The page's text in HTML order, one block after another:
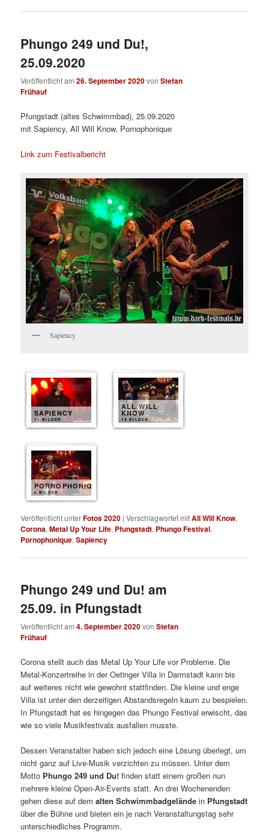
Phungo 249 und Du!,
25.09.2020
Veröffentlicht am26. September 2020vonStefan
Frühauf
Pfungstadt (altes Schwimmbad), 25.09.2020
mit Sapiency, All Will Know, Pornophonique
Link zum Festivalbericht
Sapiency
SAPIENCY
15 BILDER
ALL WILL
KNOW
14 BILDER
PORNOPHONIQUE
6 BILDER
Veröffentlicht unterFotos 2020 |Verschlagwortet mitAll Will Know,
Corona,Metal Up Your Life, Pfungstadt, Phungo Festival,
Pornophonique,Sapiency
Phungo 249 und Du! am
25.09. in Pfungstadt
Veröffentlicht am4. September 2020vonStefan
Frühauf
Corona stellt auch das Metal Up Your Life vor Probleme. Die
Metal-Konzertreihe in der Oetinger Villa in Darmstadt kann bis
auf weiteres nicht wie gewohnt stattfinden. Die kleine und enge
Villa ist unter den derzeitigen Abstandsregeln kaum zu bespielen.
In Pfungstadt hat es hingegen das Phungo Festival erwischt, das
wie so viele Musikfestivals ausfallen musste.
Dessen Veranstalter haben sich jedoch eine Lösung überlegt, um
nicht ganz auf Live-Musik verzichten zu müssen. Unter dem
Motto Phungo 249 und Du! finden statt einem großen nun
mehrere kleine Open-Air-Events statt. An drei Wochenenden
gehen diese auf demalten Schwimmbadgelände in Pfungstadt
über die Bühne und bieten ein je nach Veranstaltungstag sehr
unterschiedliches Programm.